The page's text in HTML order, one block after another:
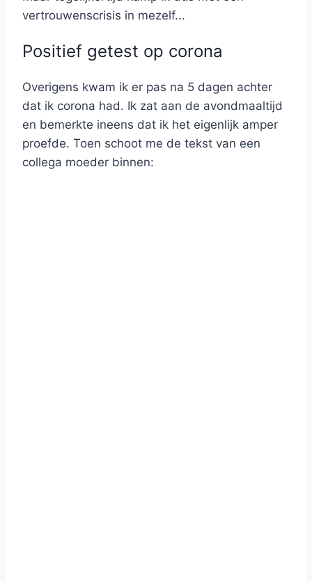
vertrouwenscrisis in mezelf...
Positief getest op corona
Overigens kwam ik er pas na 5 dagen achter
dat ik corona had. Ik zat aan de avondmaaltijd
en bemerkte ineens dat ik het eigenlijk amper
proefde. Toen schoot me de tekst van een
collega moeder binnen: